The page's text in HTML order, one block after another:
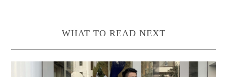
WHAT TO READ NEXT